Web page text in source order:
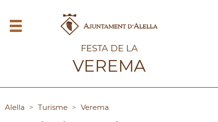
FESTA DE LA
VEREMA
Alella > Turisme > Verema